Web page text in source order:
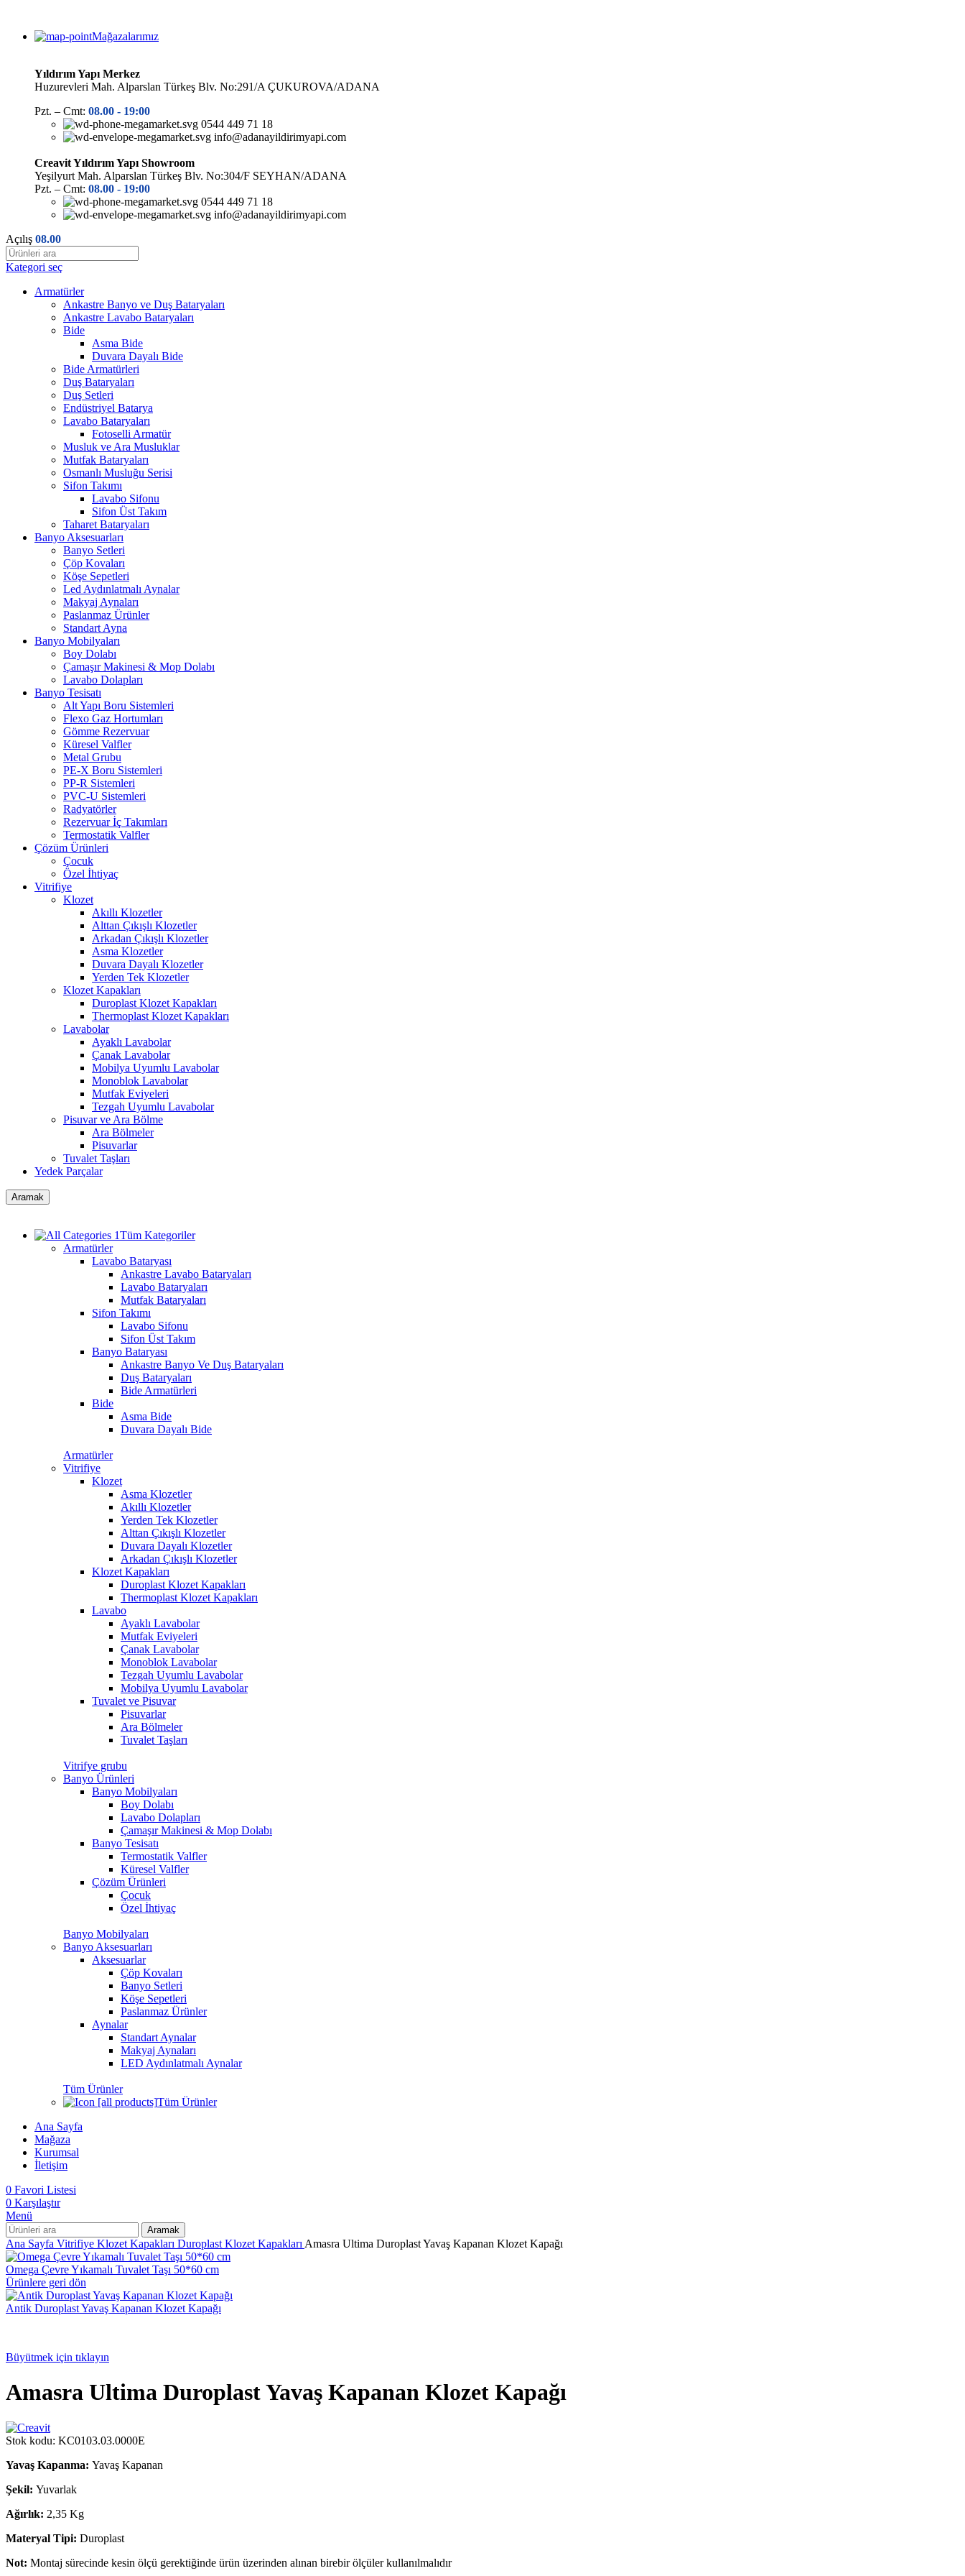
Mağazalarımız
Yıldırım Yapı Merkez
Huzurevleri Mah. Alparslan Türkeş Blv. No:291/A ÇUKUROVA/ADANA
Pzt. – Cmt: 08.00 - 19:00
0544 449 71 18
info@adanayildirimyapi.com
Creavit Yıldırım Yapı Showroom
Yeşilyurt Mah. Alparslan Türkeş Blv. No:304/F SEYHAN/ADANA
Pzt. – Cmt: 08.00 - 19:00
0544 449 71 18
info@adanayildirimyapi.com
Açılış 08.00
Kategori seç
Armatürler
Ankastre Banyo ve Duş Bataryaları
Ankastre Lavabo Bataryaları
Bide
Asma Bide
Duvara Dayalı Bide
Bide Armatürleri
Duş Bataryaları
Duş Setleri
Endüstriyel Batarya
Lavabo Bataryaları
Fotoselli Armatür
Musluk ve Ara Musluklar
Mutfak Bataryaları
Osmanlı Musluğu Serisi
Sifon Takımı
Lavabo Sifonu
Sifon Üst Takım
Taharet Bataryaları
Banyo Aksesuarları
Banyo Setleri
Çöp Kovaları
Köşe Sepetleri
Led Aydınlatmalı Aynalar
Makyaj Aynaları
Paslanmaz Ürünler
Standart Ayna
Banyo Mobilyaları
Boy Dolabı
Çamaşır Makinesi & Mop Dolabı
Lavabo Dolapları
Banyo Tesisatı
Alt Yapı Boru Sistemleri
Flexo Gaz Hortumları
Gömme Rezervuar
Küresel Valfler
Metal Grubu
PE-X Boru Sistemleri
PP-R Sistemleri
PVC-U Sistemleri
Radyatörler
Rezervuar İç Takımları
Termostatik Valfler
Çözüm Ürünleri
Çocuk
Özel İhtiyaç
Vitrifiye
Klozet
Akıllı Klozetler
Alttan Çıkışlı Klozetler
Arkadan Çıkışlı Klozetler
Asma Klozetler
Duvara Dayalı Klozetler
Yerden Tek Klozetler
Klozet Kapakları
Duroplast Klozet Kapakları
Thermoplast Klozet Kapakları
Lavabolar
Ayaklı Lavabolar
Çanak Lavabolar
Mobilya Uyumlu Lavabolar
Monoblok Lavabolar
Mutfak Eviyeleri
Tezgah Uyumlu Lavabolar
Pisuvar ve Ara Bölme
Ara Bölmeler
Pisuvarlar
Tuvalet Taşları
Yedek Parçalar
Aramak
Tüm Kategoriler
Armatürler
Lavabo Bataryası
Ankastre Lavabo Bataryaları
Lavabo Bataryaları
Mutfak Bataryaları
Sifon Takımı
Lavabo Sifonu
Sifon Üst Takım
Banyo Bataryası
Ankastre Banyo Ve Duş Bataryaları
Duş Bataryaları
Bide Armatürleri
Bide
Asma Bide
Duvara Dayalı Bide
Armatürler
Vitrifiye
Klozet
Asma Klozetler
Akıllı Klozetler
Yerden Tek Klozetler
Alttan Çıkışlı Klozetler
Duvara Dayalı Klozetler
Arkadan Çıkışlı Klozetler
Klozet Kapakları
Duroplast Klozet Kapakları
Thermoplast Klozet Kapakları
Lavabo
Ayaklı Lavabolar
Mutfak Eviyeleri
Çanak Lavabolar
Monoblok Lavabolar
Tezgah Uyumlu Lavabolar
Mobilya Uyumlu Lavabolar
Tuvalet ve Pisuvar
Pisuvarlar
Ara Bölmeler
Tuvalet Taşları
Vitrifye grubu
Banyo Ürünleri
Banyo Mobilyaları
Boy Dolabı
Lavabo Dolapları
Çamaşır Makinesi & Mop Dolabı
Banyo Tesisatı
Termostatik Valfler
Küresel Valfler
Çözüm Ürünleri
Çocuk
Özel İhtiyaç
Banyo Mobilyaları
Banyo Aksesuarları
Aksesuarlar
Çöp Kovaları
Banyo Setleri
Köşe Sepetleri
Paslanmaz Ürünler
Aynalar
Standart Aynalar
Makyaj Aynaları
LED Aydınlatmalı Aynalar
Tüm Ürünler
Tüm Ürünler
Ana Sayfa
Mağaza
Kurumsal
İletişim
0 Favori Listesi
0 Karşılaştır
Menü
Aramak
Ana Sayfa Vitrifiye Klozet Kapakları Duroplast Klozet Kapakları Amasra Ultima Duroplast Yavaş Kapanan Klozet Kapağı
Omega Çevre Yıkamalı Tuvalet Taşı 50*60 cm
Ürünlere geri dön
Antik Duroplast Yavaş Kapanan Klozet Kapağı
Büyütmek için tıklayın
Amasra Ultima Duroplast Yavaş Kapanan Klozet Kapağı
Stok kodu: KC0103.03.0000E
Yavaş Kapanma: Yavaş Kapanan
Şekil: Yuvarlak
Ağırlık: 2,35 Kg
Materyal Tipi: Duroplast
Not: Montaj sürecinde kesin ölçü gerektiğinde ürün üzerinden alınan birebir ölçüler kullanılmalıdır